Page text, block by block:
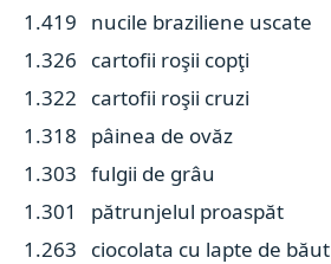
1.419 nucile braziliene uscate
1.326 cartofii roşii copţi
1.322 cartofii roşii cruzi
1.318 pâinea de ovăz
1.303 fulgii de grâu
1.301 pătrunjelul proaspăt
1.263 ciocolata cu lapte de băut